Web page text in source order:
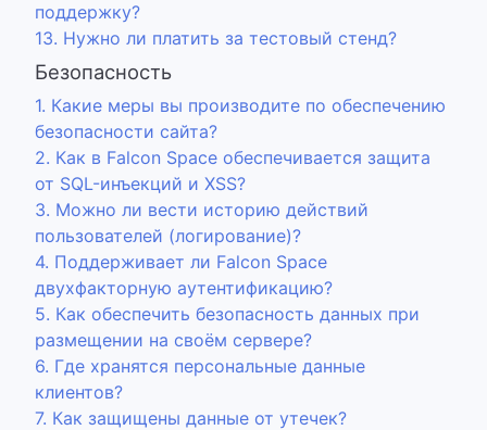
поддержку?
13. Нужно ли платить за тестовый стенд?
Безопасность
1. Какие меры вы производите по обеспечению
безопасности сайта?
2. Как в Falcon Space обеспечивается защита
от SQL-инъекций и XSS?
3. Можно ли вести историю действий
пользователей (логирование)?
4. Поддерживает ли Falcon Space
двухфакторную аутентификацию?
5. Как обеспечить безопасность данных при
размещении на своём сервере?
6. Где хранятся персональные данные
клиентов?
7. Как защищены данные от утечек?